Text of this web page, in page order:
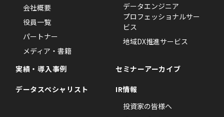
会社概要
役員一覧
パートナー
メディア・書籍
データエンジニア
プロフェッショナルサー
ビス
地域DX推進サービス
実績・導入事例 セミナーアーカイブ
データスペシャリスト
IR情報
投資家の皆様へ